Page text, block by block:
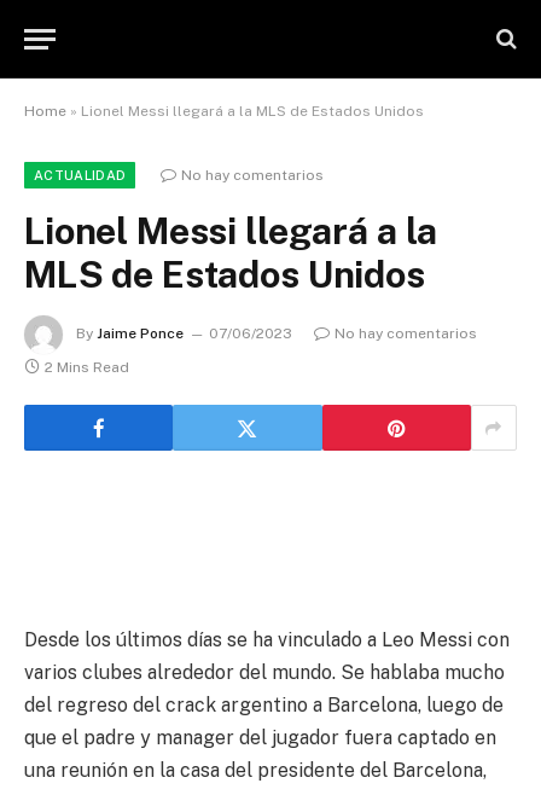
Home » Lionel Messi llegará a la MLS de Estados Unidos
ACTUALIDAD No hay comentarios
Lionel Messi llegará a la
MLS de Estados Unidos
By Jaime Ponce 07/06/2023
No hay comentarios
2 Mins Read
Desde los últimos días se ha vinculado a Leo Messi con
varios clubes alrededor del mundo. Se hablaba mucho
del regreso del crack argentino a Barcelona, luego de
que el padre y manager del jugador fuera captado en
una reunión en la casa del presidente del Barcelona,